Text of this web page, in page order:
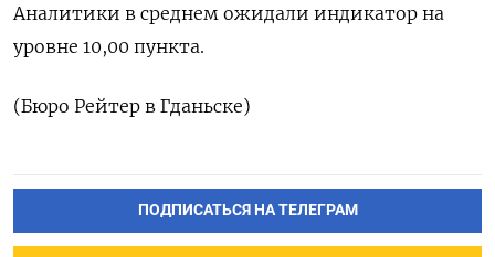
Аналитики в среднем ожидали индикатор на
уровне 10,00 пункта.
(Бюро Рейтер в Гданьске)
ПОДПИСАТЬСЯ НА ТЕЛЕГРАМ